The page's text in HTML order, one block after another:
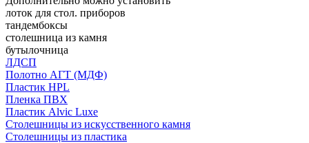
лоток для стол. приборов
тандембоксы
столешница из камня
бутылочница
ЛДСП
Полотно АГТ (МДФ)
Пластик HPL
Пленка ПВХ
Пластик Alvic Luxe
Столешницы из искусственного камня
Столешницы из пластика